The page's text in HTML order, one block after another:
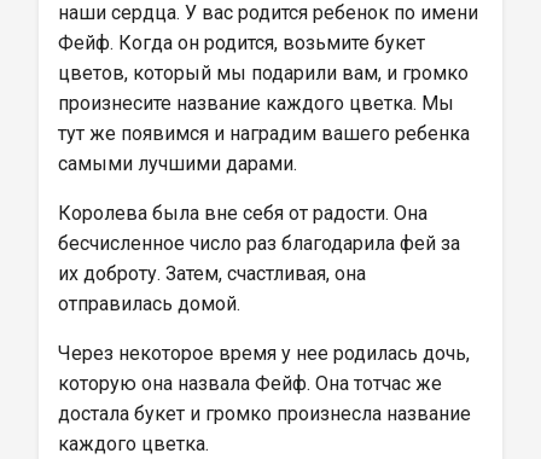
наши сердца. У вас родится ребенок по имени
Фейф. Когда он родится, возьмите букет
цветов, который мы подарили вам, и громко
произнесите название каждого цветка. Мы
тут же появимся и наградим вашего ребенка
самыми лучшими дарами.
Королева была вне себя от радости. Она
бесчисленное число раз благодарила фей за
их доброту. Затем, счастливая, она
отправилась домой.
Через некоторое время у нее родилась дочь,
которую она назвала Фейф. Она тотчас же
достала букет и громко произнесла название
каждого цветка.